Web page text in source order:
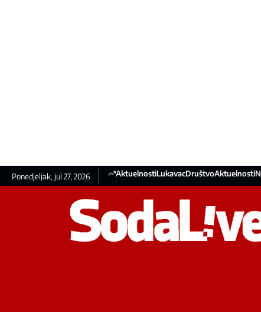
Ponedjeljak, jul 27, 2026 AktuelnostiLukavacDruštvoAktuelnosti